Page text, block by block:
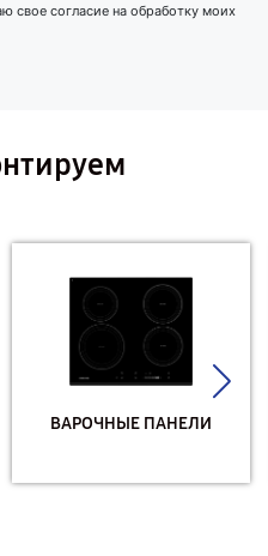
свое согласие на обработку моих
ВАРОЧНЫЕ ПАНЕЛИ